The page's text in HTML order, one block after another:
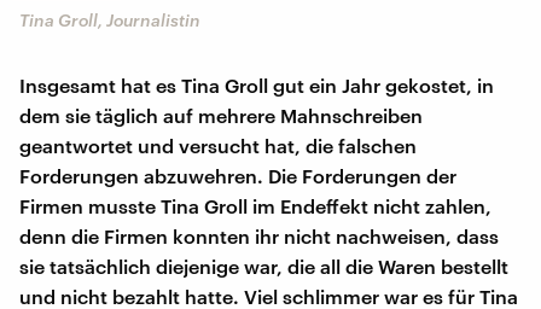
Tina Groll, Journalistin
Insgesamt hat es Tina Groll gut ein Jahr gekostet, in
dem sie täglich auf mehrere Mahnschreiben
geantwortet und versucht hat, die falschen
Forderungen abzuwehren. Die Forderungen der
Firmen musste Tina Groll im Endeffekt nicht zahlen,
denn die Firmen konnten ihr nicht nachweisen, dass
sie tatsächlich diejenige war, die all die Waren bestellt
und nicht bezahlt hatte. Viel schlimmer war es für Tina